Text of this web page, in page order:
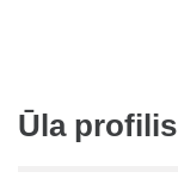
Ūla profilis